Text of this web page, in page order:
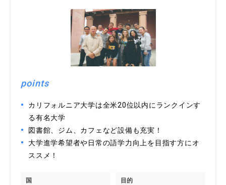
points
カリフォルニア大学は全米20位以内にランクインす
る有名大学
図書館、ジム、カフェなど設備も充実！
大学進学希望者や日常の語学力向上を目指す方にオ
ススメ！
国 目的